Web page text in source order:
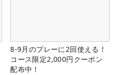
8-9月のプレーに2回使える！
コース限定2,000円クーポン
配布中！